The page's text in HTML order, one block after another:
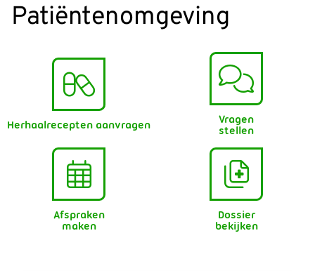
Patiëntenomgeving
Herhaalrecepten aanvragen
Vragen
stellen
Afspraken
maken
Dossier
bekijken